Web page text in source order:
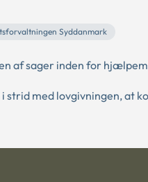
Syddanmark
af sager inden for
med lovgivningen, at